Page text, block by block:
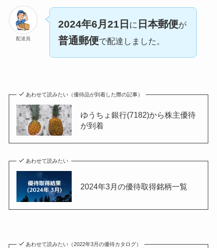
配達員
2024年6月21日 に 日本郵便が
普通郵便で配達しました。
あわせて読みたい（優待品が到着した際の記事）
ゆうちょ銀行(7182)から株主優待
が到着
あわせて読みたい
2024年3月の優待取得銘柄一覧
あわせて読みたい（2022年3月の優待カタログ）